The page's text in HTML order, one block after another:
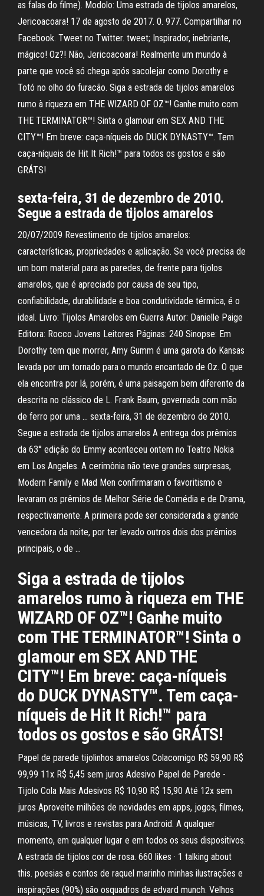
as falas do filme). Modolo: Uma estrada de tijolos amarelos,
Jericoacoara! 17 de agosto de 2017. 0. 977. Compartilhar no
Facebook. Tweet no Twitter. tweet; Inspirador, inebriante,
mágico! Oz?! Não, Jericoacoara! Realmente um mundo à
parte que você só chega após sacolejar como Dorothy e
Totó no olho do furacão. Siga a estrada de tijolos amarelos
rumo à riqueza em THE WIZARD OF OZ™! Ganhe muito com
THE TERMINATOR™! Sinta o glamour em SEX AND THE
CITY™! Em breve: caça-níqueis do DUCK DYNASTY™. Tem
caça-níqueis de Hit It Rich!™ para todos os gostos e são
GRÁTS!
sexta-feira, 31 de dezembro de 2010.
Segue a estrada de tijolos amarelos
20/07/2009 Revestimento de tijolos amarelos:
características, propriedades e aplicação. Se você precisa de
um bom material para as paredes, de frente para tijolos
amarelos, que é apreciado por causa de seu tipo,
confiabilidade, durabilidade e boa condutividade térmica, é o
ideal. Livro: Tijolos Amarelos em Guerra Autor: Danielle Paige
Editora: Rocco Jovens Leitores Páginas: 240 Sinopse: Em
Dorothy tem que morrer, Amy Gumm é uma garota do Kansas
levada por um tornado para o mundo encantado de Oz. O que
ela encontra por lá, porém, é uma paisagem bem diferente da
descrita no clássico de L. Frank Baum, governada com mão
de ferro por uma … sexta-feira, 31 de dezembro de 2010.
Segue a estrada de tijolos amarelos A entrega dos prêmios
da 63° edição do Emmy aconteceu ontem no Teatro Nokia
em Los Angeles. A cerimônia não teve grandes surpresas,
Modern Family e Mad Men confirmaram o favoritismo e
levaram os prêmios de Melhor Série de Comédia e de Drama,
respectivamente. A primeira pode ser considerada a grande
vencedora da noite, por ter levado outros dois dos prêmios
principais, o de …
Siga a estrada de tijolos
amarelos rumo à riqueza em THE
WIZARD OF OZ™! Ganhe muito
com THE TERMINATOR™! Sinta o
glamour em SEX AND THE
CITY™! Em breve: caça-níqueis
do DUCK DYNASTY™. Tem caça-
níqueis de Hit It Rich!™ para
todos os gostos e são GRÁTS!
Papel de parede tijolinhos amarelos Colacomigo R$ 59,90 R$
99,99 11x R$ 5,45 sem juros Adesivo Papel de Parede -
Tijolo Cola Mais Adesivos R$ 10,90 R$ 15,90 Até 12x sem
juros Aproveite milhões de novidades em apps, jogos, filmes,
músicas, TV, livros e revistas para Android. A qualquer
momento, em qualquer lugar e em todos os seus dispositivos.
A estrada de tijolos cor de rosa. 660 likes · 1 talking about
this. poesias e contos de raquel marinho minhas ilustrações e
inspirações (90%) são osquadros de edvard munch. Velhos